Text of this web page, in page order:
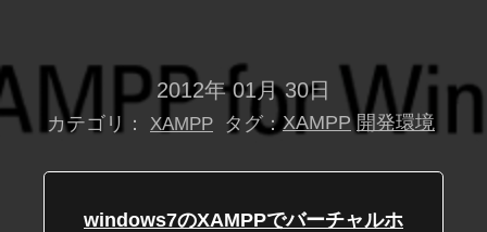
2012年 01月 30日
カテゴリ： XAMPP タグ： XAMPP 開発環境
windows7のXAMPPでバーチャルホ